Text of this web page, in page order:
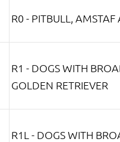
R0 - PITBULL,
R1 - DOGS WITH
GOLDEN RETRIEVER
R1L - DOGS WITH